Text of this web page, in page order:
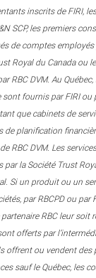
inscrits de FIRI,
SCP, les premiers
de comptes
Royal du Canada ou
RBC DVM. Au
fournis par FIRI ou
que cabinets de
de planification
RBC DVM. Les
la Société Trust
Si un produit ou un
par RBCPD ou par
RBC leur soit
offerts par
offrent ou vendent des
sauf le Québec, les